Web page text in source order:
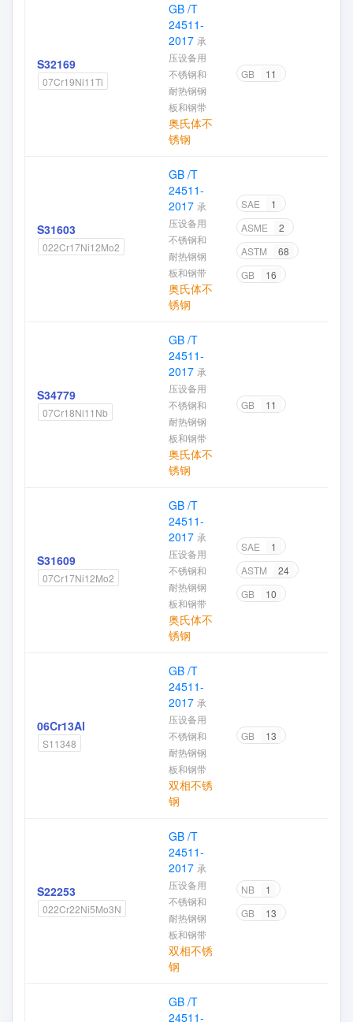
S32169
07Cr19Ni11Ti
GB /T
24511-
2017 承
压设备用
不锈钢和
耐热钢钢
板和钢带
奥氏体不
锈钢
GB 11
S31603
022Cr17Ni12Mo2
GB /T
24511-
2017 承
压设备用
不锈钢和
耐热钢钢
板和钢带
奥氏体不
锈钢
SAE
1
ASME
2
ASTM
68
GB
16
S34779
07Cr18Ni11Nb
GB /T
24511-
2017 承
压设备用
不锈钢和
耐热钢钢
板和钢带
奥氏体不
锈钢
GB 11
S31609
07Cr17Ni12Mo2
GB /T
24511-
2017 承
压设备用
不锈钢和
耐热钢钢
板和钢带
奥氏体不
锈钢
SAE
1
ASTM
24
GB
10
06Cr13Al
S11348
GB /T
24511-
2017 承
压设备用
不锈钢和
耐热钢钢
板和钢带
双相不锈
钢
GB 13
S22253
022Cr22Ni5Mo3N
GB /T
24511-
2017 承
压设备用
不锈钢和
耐热钢钢
板和钢带
双相不锈
钢
NB
1
GB
13
GB /T
24511-